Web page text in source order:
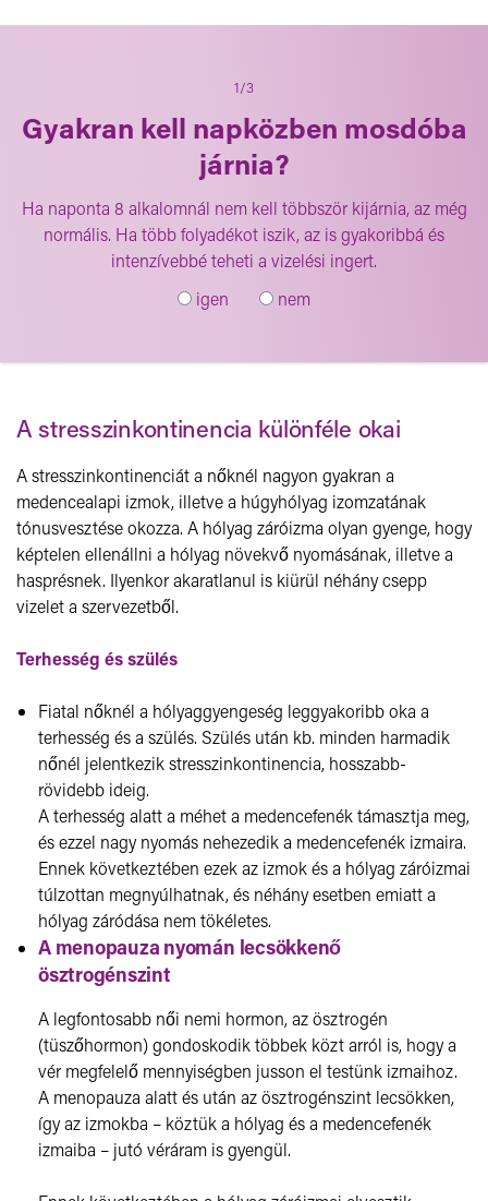
1/3
Gyakran kell napközben mosdóba
járnia?
Ha naponta 8 alkalomnál nem kell többször kijárnia, az még
normális. Ha több folyadékot iszik, az is gyakoribbá és
intenzívebbé teheti a vizelési ingert.
igen
nem
A stresszinkontinencia különféle okai
A stresszinkontinenciát a nőknél nagyon gyakran a
medencealapi izmok, illetve a húgyhólyag izomzatának
tónusvesztése okozza. A hólyag záróizma olyan gyenge, hogy
képtelen ellenállni a hólyag növekvő nyomásának, illetve a
hasprésnek. Ilyenkor akaratlanul is kiürül néhány csepp
vizelet a szervezetből.
Terhesség és szülés
Fiatal nőknél a hólyaggyengeség leggyakoribb oka a
terhesség és a szülés. Szülés után kb. minden harmadik
nőnél jelentkezik stresszinkontinencia, hosszabb-
rövidebb ideig.
A terhesség alatt a méhet a medencefenék támasztja meg,
és ezzel nagy nyomás nehezedik a medencefenék izmaira.
Ennek következtében ezek az izmok és a hólyag záróizmai
túlzottan megnyúlhatnak, és néhány esetben emiatt a
hólyag záródása nem tökéletes.
A menopauza nyomán lecsökkenő
ösztrogénszint
A legfontosabb női nemi hormon, az ösztrogén
(tüszőhormon) gondoskodik többek közt arról is, hogy a
vér megfelelő mennyiségben jusson el testünk izmaihoz.
A menopauza alatt és után az ösztrogénszint lecsökken,
így az izmokba – köztük a hólyag és a medencefenék
izmaiba – jutó véráram is gyengül.